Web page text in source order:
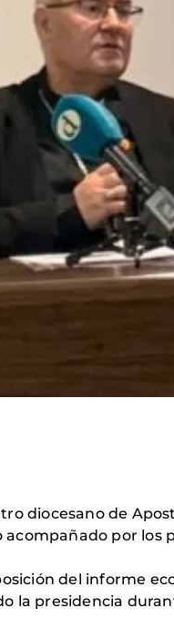
diocesano de
acompañado por los
del informe
la presidencia